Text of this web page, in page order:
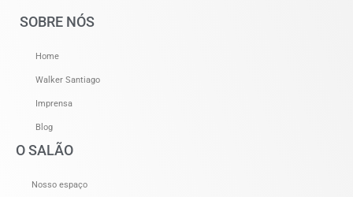
SOBRE NÓS
Home
Walker Santiago
Imprensa
Blog
O SALÃO
Nosso espaço